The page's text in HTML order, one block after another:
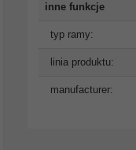
inne funkcje
typ ramy:
linia produktu:
manufacturer: